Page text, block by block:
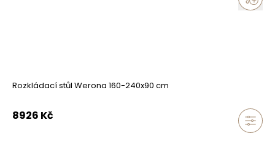
Rozkládací stůl Werona 160-240x90 cm
8926 Kč